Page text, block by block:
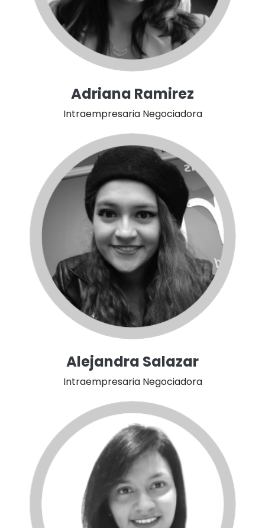
Adriana Ramirez
Intraempresaria Negociadora
Alejandra Salazar
Intraempresaria Negociadora